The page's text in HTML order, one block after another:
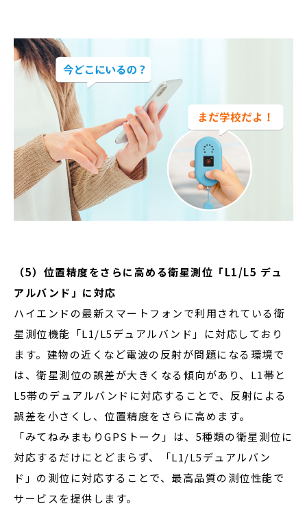
（5）位置精度をさらに高める衛星測位「L1/L5 デュ
アルバンド」に対応
ハイエンドの最新スマートフォンで利用されている衛
星測位機能「L1/L5デュアルバンド」に対応しており
ます。建物の近くなど電波の反射が問題になる環境で
は、衛星測位の誤差が大きくなる傾向があり、L1帯と
L5帯のデュアルバンドに対応することで、反射による
誤差を小さくし、位置精度をさらに高めます。
「みてねみまもりGPSトーク」は、5種類の衛星測位に
対応するだけにとどまらず、「L1/L5デュアルバン
ド」の測位に対応することで、最高品質の測位性能で
サービスを提供します。